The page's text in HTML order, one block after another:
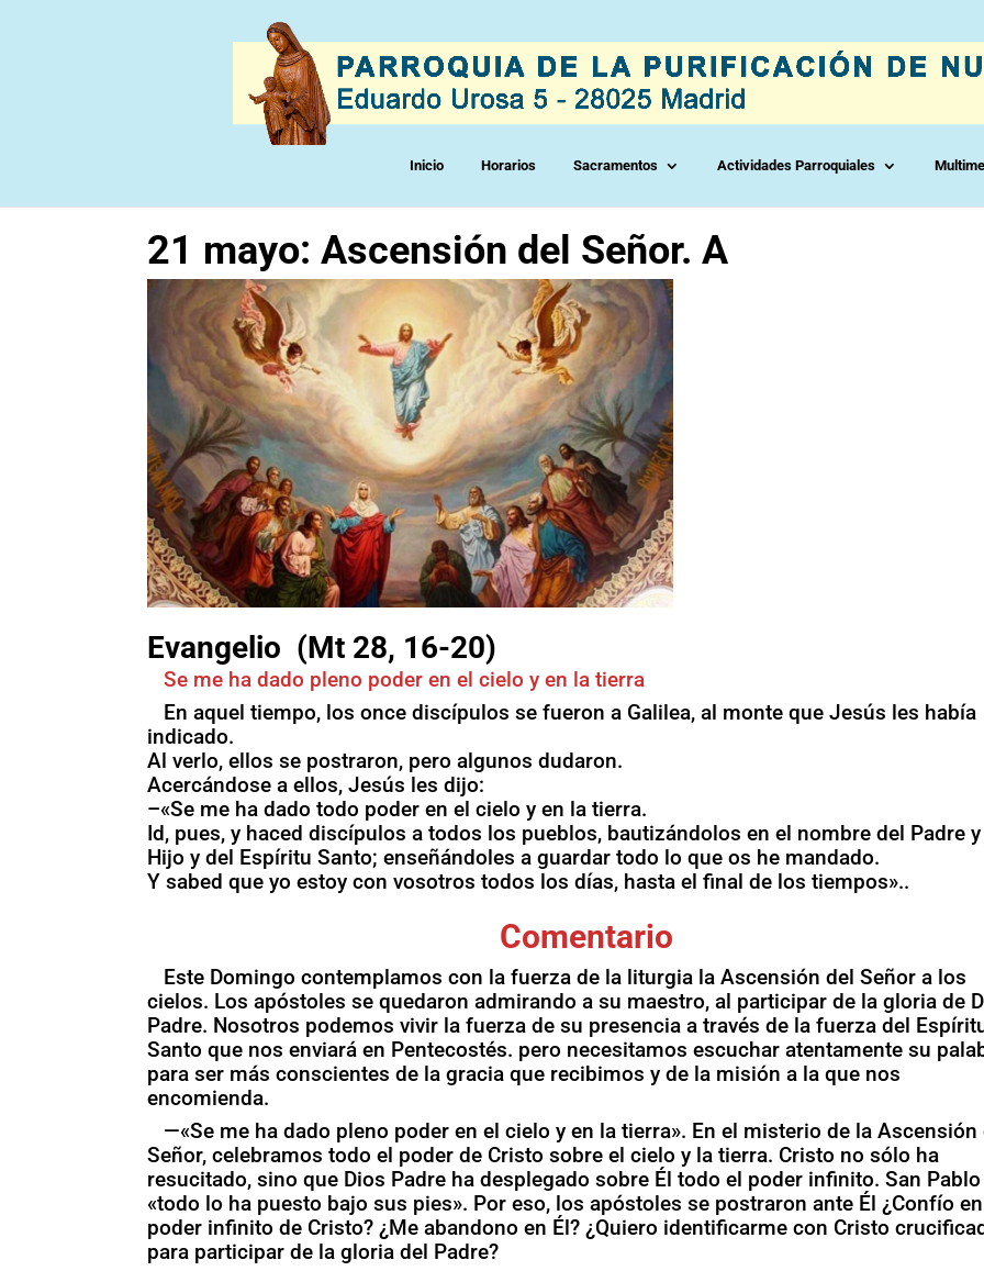
Inicio Horarios Sacramentos Actividades Parroquiales
21 mayo: Ascensión del Señor. A
Evangelio (Mt 28, 16-20)
Se me ha dado pleno poder en el cielo y en la tierra
En aquel tiempo, los once discípulos se fueron a Galilea, al monte que Jesús les había
indicado.
Al verlo, ellos se postraron, pero algunos dudaron.
Acercándose a ellos, Jesús les dijo:
–«Se me ha dado todo poder en el cielo y en la tierra.
Id, pues, y haced discípulos a todos los pueblos, bautizándolos en el nombre del Padre
Hijo y del Espíritu Santo; enseñándoles a guardar todo lo que os he mandado.
Y sabed que yo estoy con vosotros todos los días, hasta el final de los tiempos»..
Comentario
Este Domingo contemplamos con la fuerza de la liturgia la Ascensión del Señor a los
cielos. Los apóstoles se quedaron admirando a su maestro, al participar de la gloria de
Padre. Nosotros podemos vivir la fuerza de su presencia a través de la fuerza del
Santo que nos enviará en Pentecostés. pero necesitamos escuchar atentamente su
para ser más conscientes de la gracia que recibimos y de la misión a la que nos
encomienda.
—«Se me ha dado pleno poder en el cielo y en la tierra». En el misterio de la Ascensión
Señor, celebramos todo el poder de Cristo sobre el cielo y la tierra. Cristo no sólo ha
resucitado, sino que Dios Padre ha desplegado sobre Él todo el poder infinito. San
«todo lo ha puesto bajo sus pies». Por eso, los apóstoles se postraron ante Él ¿Confío
poder infinito de Cristo? ¿Me abandono en Él? ¿Quiero identificarme con Cristo
para participar de la gloria del Padre?